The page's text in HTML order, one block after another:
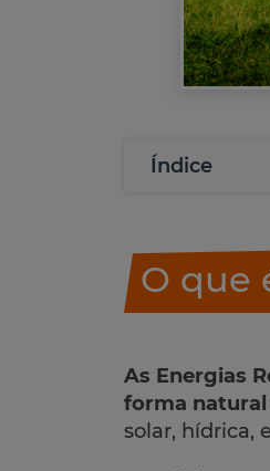
Índice
O que
As Energias
forma
solar, hídrica,